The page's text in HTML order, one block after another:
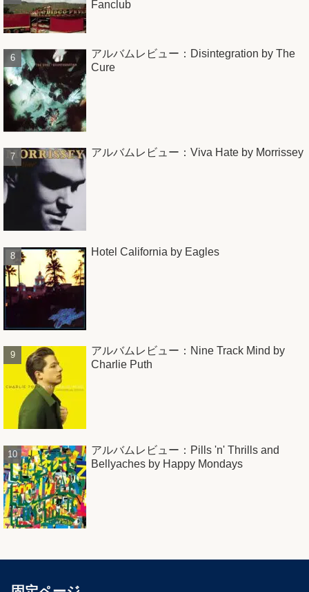
Fanclub
アルバムレビュー：Disintegration by The
Cure
アルバムレビュー：Viva Hate by Morrissey
Hotel California by Eagles
アルバムレビュー：Nine Track Mind by
Charlie Puth
アルバムレビュー：Pills 'n' Thrills and
Bellyaches by Happy Mondays